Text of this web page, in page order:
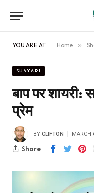
YOU ARE AT: Home »
SHAYARI
बाप पर शायरी:
प्रेम
BY CLIFTON MARCH
Share